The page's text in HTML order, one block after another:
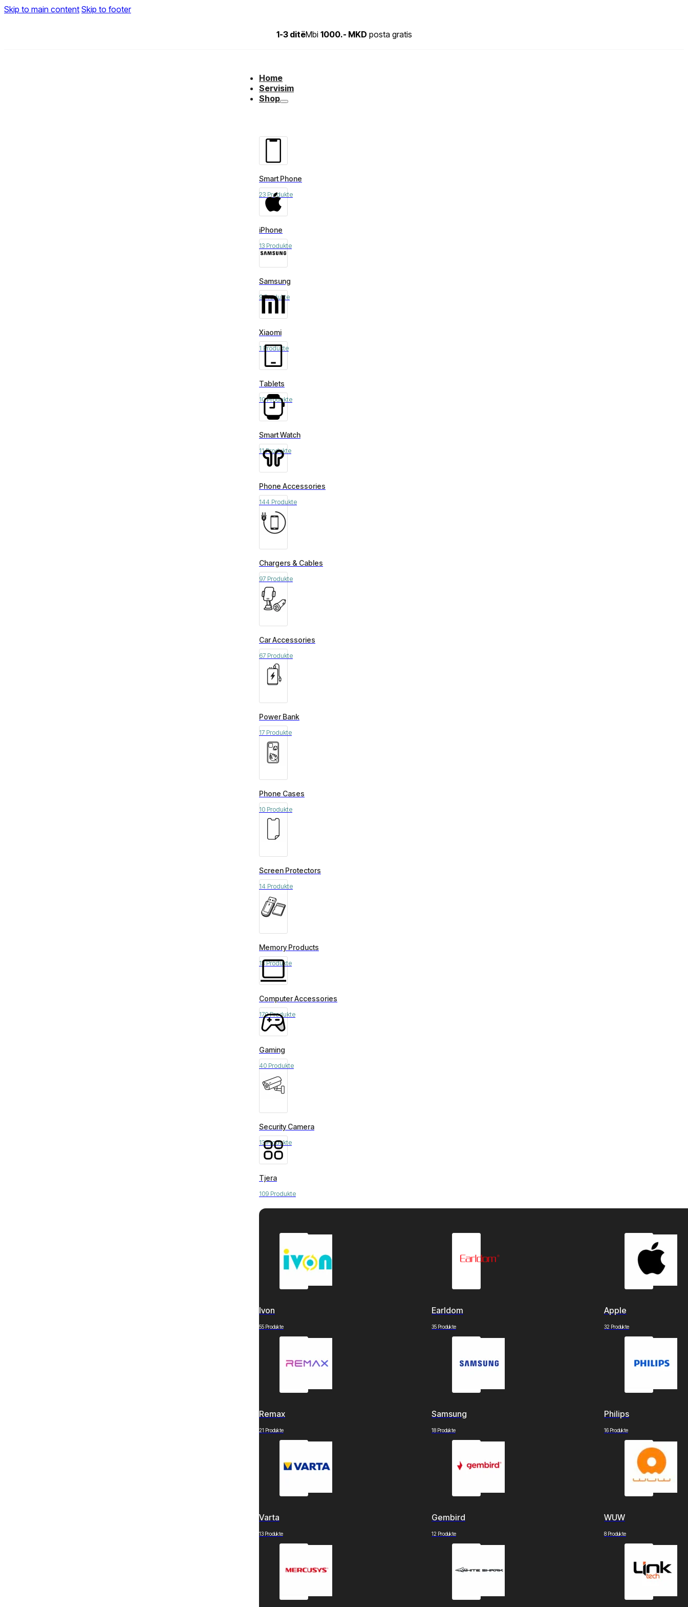
Skip to main content Skip to footer
1-3 ditëMbi 1000.- MKD posta gratis
Home
Servisim
Shop
Smart Phone
23 Produkte
iPhone
13 Produkte
Samsung
9 Produkte
Xiaomi
1 Produkte
Tablets
10 Produkte
Smart Watch
11 Produkte
Phone Accessories
144 Produkte
Chargers & Cables
97 Produkte
Car Accessories
67 Produkte
Power Bank
17 Produkte
Phone Cases
10 Produkte
Screen Protectors
14 Produkte
Memory Products
13 Produkte
Computer Accessories
170 Produkte
Gaming
40 Produkte
Security Camera
13 Produkte
Tjera
109 Produkte
Ivon
55 Produkte
Earldom
35 Produkte
Apple
32 Produkte
Remax
21 Produkte
Samsung
18 Produkte
Philips
16 Produkte
Varta
13 Produkte
Gembird
12 Produkte
WUW
8 Produkte